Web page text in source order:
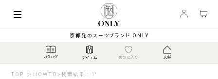
京都発のスーツブランド ONLY
TOP HOWTO >検索結果 : 1'